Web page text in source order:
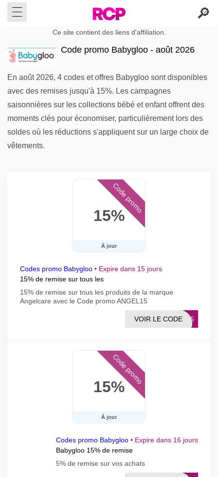
Ce site contient des liens d'affiliation.
Code promo Babygloo - août 2026
En août 2026, 4 codes et offres Babygloo sont disponibles
avec des remises jusqu'à 15%. Les campagnes
saisonnières sur les collections bébé et enfant offrent des
moments clés pour économiser, particulièrement lors des
soldes où les réductions s'appliquent sur un large choix de
vêtements.
15%
À jour
Code promo
Codes promo Babygloo • Expire dans 15 jours
15% de remise sur tous les
15% de remise sur tous les produits de la marque
Angelcare avec le Code promo ANGEL15
EL15
VOIR LE CODE
15%
À jour
Code promo
Codes promo Babygloo • Expire dans 16 jours
Babygloo 15% de remise
5% de remise sur vos achats